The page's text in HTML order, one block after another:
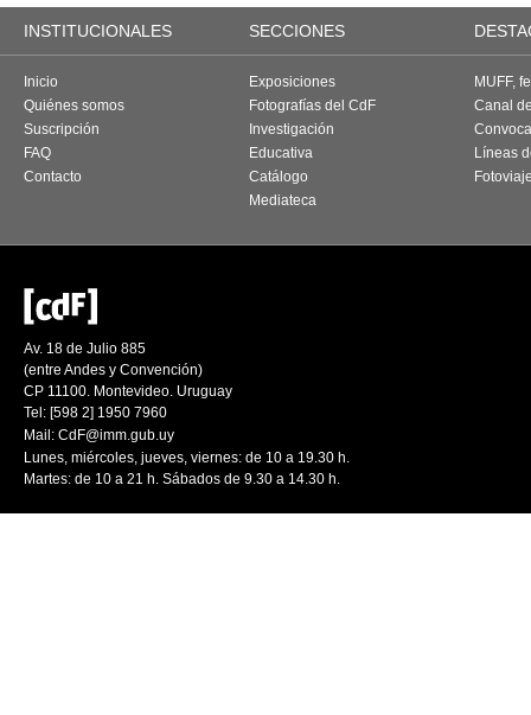
INSTITUCIONALES SECCIONES
Inicio
Quiénes somos
Suscripción
FAQ
Contacto
Exposiciones
Fotografías del CdF
Investigación
Educativa
Catálogo
Mediateca
MUFF,
Canal
Líneas
Av. 18 de Julio 885
(entre Andes y Convención)
CP 11100. Montevideo. Uruguay
Tel: [598 2] 1950 7960
Mail: CdF@imm.gub.uy
Lunes, miércoles, jueves, viernes: de 10 a 19.30 h.
Martes: de 10 a 21 h. Sábados de 9.30 a 14.30 h.